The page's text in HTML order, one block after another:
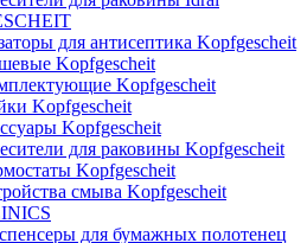
для антисептика Kopfgescheit
Kopfgescheit
Kopfgescheit
Kopfgescheit
Kopfgescheit
для раковины Kopfgescheit
Kopfgescheit
смыва Kopfgescheit
для бумажных полотенец